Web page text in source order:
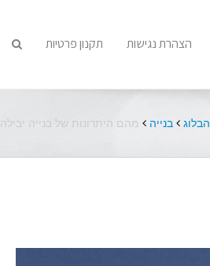
הצהרת נגישות תקנון פרטיות
הבלוג בנייה מהם היתרונות של בנייה יבילה